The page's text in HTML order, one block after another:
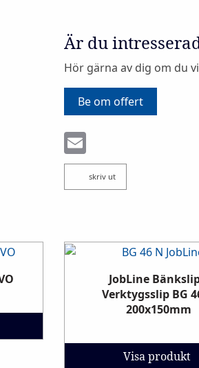
Är du
Hör gärna av dig om du
Be om offert
skriv ut
JobLine
Verktygsslip BG
200x150mm
Visa produkt